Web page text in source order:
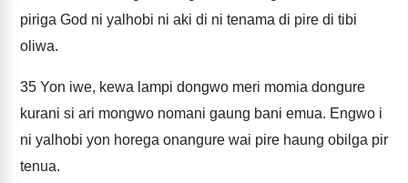
piriga God ni yalhobi ni aki di ni tenama di pire di tibi
oliwa.
35 Yon iwe, kewa lampi dongwo meri momia dongure
kurani si ari mongwo nomani gaung bani emua. Engwo i
ni yalhobi yon horega onangure wai pire haung obilga pir
tenua.